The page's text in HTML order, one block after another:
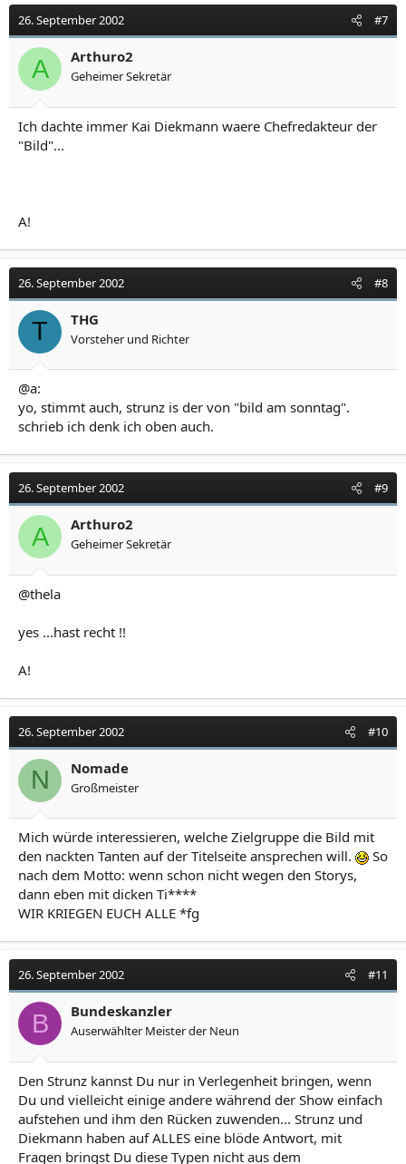
26. September 2002 #7
A Arthuro2
Geheimer Sekretär
Ich dachte immer Kai Diekmann waere Chefredakteur der
"Bild"...
A!
26. September 2002 #8
T THG
Vorsteher und Richter
@a:
yo, stimmt auch, strunz is der von "bild am sonntag".
schrieb ich denk ich oben auch.
26. September 2002 #9
A Arthuro2
Geheimer Sekretär
@thela
yes ...hast recht !!
A!
26. September 2002 #10
N Nomade
Großmeister
Mich würde interessieren, welche Zielgruppe die Bild mit
den nackten Tanten auf der Titelseite ansprechen will.
So
nach dem Motto: wenn schon nicht wegen den Storys,
dann eben mit dicken Ti****
WIR KRIEGEN EUCH ALLE *fg
26. September 2002 #11
B Bundeskanzler
Auserwählter Meister der Neun
Den Strunz kannst Du nur in Verlegenheit bringen, wenn
Du und vielleicht einige andere während der Show einfach
aufstehen und ihm den Rücken zuwenden... Strunz und
Diekmann haben auf ALLES eine blöde Antwort, mit
Fragen bringst Du diese Typen nicht aus dem